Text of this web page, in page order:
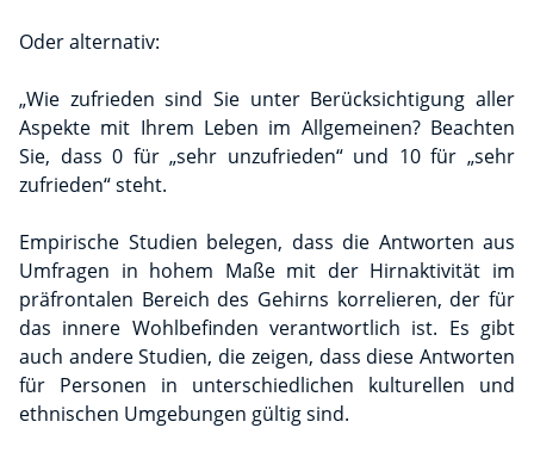
Oder alternativ:
„Wie zufrieden sind Sie unter Berücksichtigung aller
Aspekte mit Ihrem Leben im Allgemeinen? Beachten
Sie, dass 0 für „sehr unzufrieden“ und 10 für „sehr
zufrieden“ steht.
Empirische Studien belegen, dass die Antworten aus
Umfragen in hohem Maße mit der Hirnaktivität im
präfrontalen Bereich des Gehirns korrelieren, der für
das innere Wohlbefinden verantwortlich ist. Es gibt
auch andere Studien, die zeigen, dass diese Antworten
für Personen in unterschiedlichen kulturellen und
ethnischen Umgebungen gültig sind.